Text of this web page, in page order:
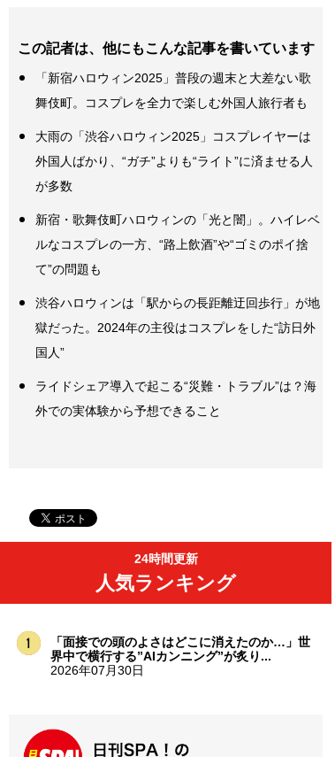
この記者は、他にもこんな記事を書いています
「新宿ハロウィン2025」普段の週末と大差ない歌
舞伎町。コスプレを全力で楽しむ外国人旅行者も
大雨の「渋谷ハロウィン2025」コスプレイヤーは
外国人ばかり、“ガチ”よりも“ライト”に済ませる人
が多数
新宿・歌舞伎町ハロウィンの「光と闇」。ハイレベ
ルなコスプレの一方、“路上飲酒”や“ゴミのポイ捨
て”の問題も
渋谷ハロウィンは「駅からの長距離迂回歩行」が地
獄だった。2024年の主役はコスプレをした“訪日外
国人”
ライドシェア導入で起こる“災難・トラブル”は？海
外での実体験から予想できること
24時間更新
人気ランキング
「面接での頭のよさはどこに消えたのか…」世
界中で横行する”AIカンニング”が炙り...
2026年07月30日